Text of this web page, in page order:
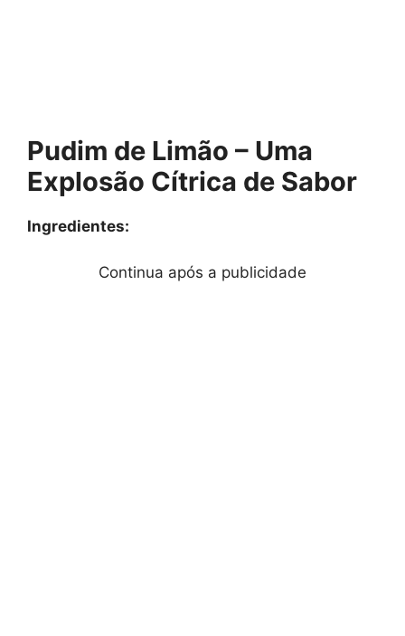
Pudim de Limão – Uma
Explosão Cítrica de Sabor
Ingredientes:
Continua após a publicidade